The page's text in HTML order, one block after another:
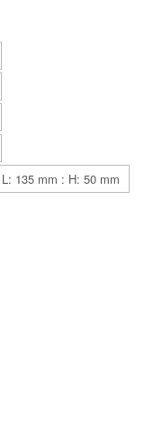
135 mm : H: 50 mm